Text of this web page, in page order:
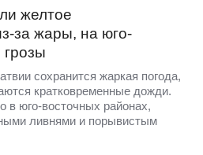
желтое
за жары, на юго-
сохранится жаркая погода,
кратковременные дожди.
в юго-восточных районах,
ливнями и порывистым